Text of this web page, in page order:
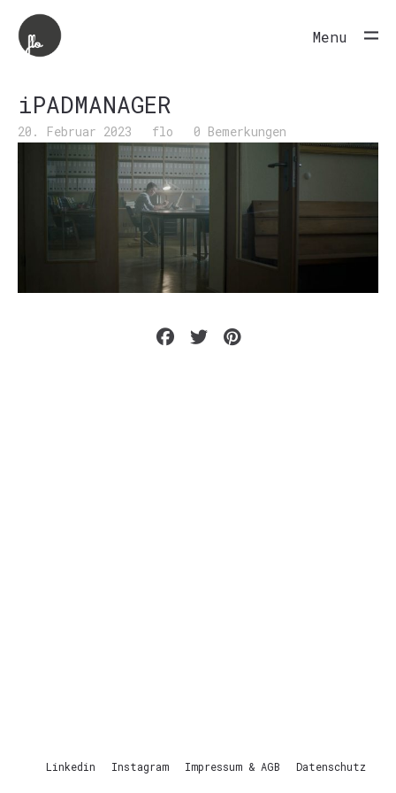
Menu
iPADMANAGER
20. Februar 2023 flo 0 Bemerkungen
Linkedin Instagram Impressum & AGB Datenschutz